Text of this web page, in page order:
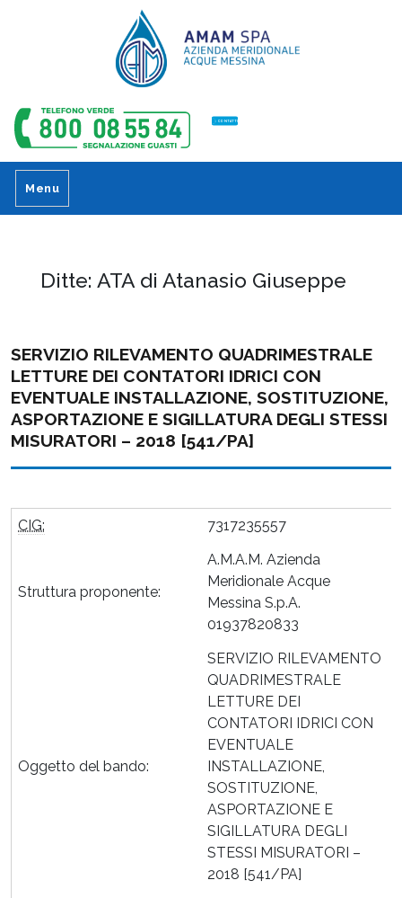
CONTATTI
Menu
Ditte: ATA di Atanasio Giuseppe
SERVIZIO RILEVAMENTO QUADRIMESTRALE
LETTURE DEI CONTATORI IDRICI CON
EVENTUALE INSTALLAZIONE, SOSTITUZIONE,
ASPORTAZIONE E SIGILLATURA DEGLI STESSI
MISURATORI – 2018 [541/PA]
CIG: 7317235557
Struttura proponente:
A.M.A.M. Azienda
Meridionale Acque
Messina S.p.A.
01937820833
Oggetto del bando:
SERVIZIO RILEVAMENTO
QUADRIMESTRALE
LETTURE DEI
CONTATORI IDRICI CON
EVENTUALE
INSTALLAZIONE,
SOSTITUZIONE,
ASPORTAZIONE E
SIGILLATURA DEGLI
STESSI MISURATORI –
2018 [541/PA]